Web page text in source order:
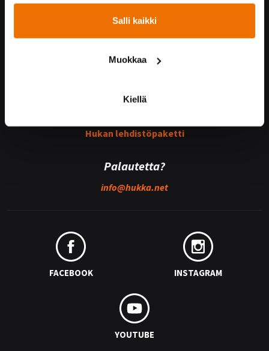
Salli kaikki
Muokkaa
Kiellä
Yhteistyössä
Hukka suosittelee!
Kummijoukkueet
Hukka-joukkue
Hukan lehdistöpaketti
Palautetta?
info@hukka.net
FACEBOOK INSTAGRAM
YOUTUBE